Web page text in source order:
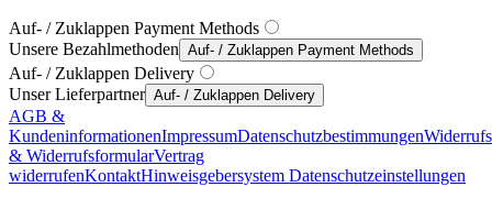
Auf- / Zuklappen Payment Methods
Unsere Bezahlmethoden Auf- / Zuklappen Payment Methods
Auf- / Zuklappen Delivery
Unser Lieferpartner Auf- / Zuklappen Delivery
AGB &
KundeninformationenImpressumDatenschutzbestimmungen
& WiderrufsformularVertrag
widerrufenKontaktHinweisgebersystem Datenschutzeinstellungen